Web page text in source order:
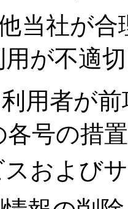
当社が
用が不適
用者が
各号の措
および